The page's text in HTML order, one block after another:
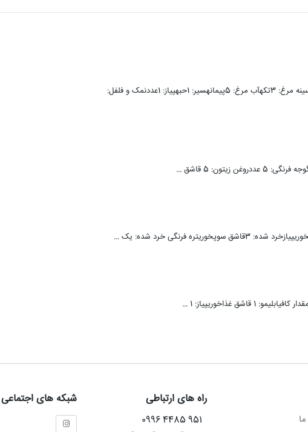
مواد لازم:هویج: 2عددقارچ: 4عددجو: 2پیمانهکره: 1 ق غماست: نیم کیلوتخم مرغ: 1عددسینه مرغ: 3تکهآب مرغ: 5پیمانهسیر: 1حبهپیاز: 1عددنمک و فلفل:
راه های ارتباطی
951 4485 0996
شبکه های اجتماعی